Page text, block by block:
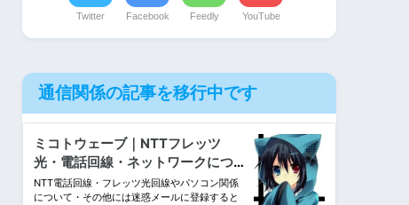
Twitter Facebook Feedly YouTube
通信関係の記事を移行中です